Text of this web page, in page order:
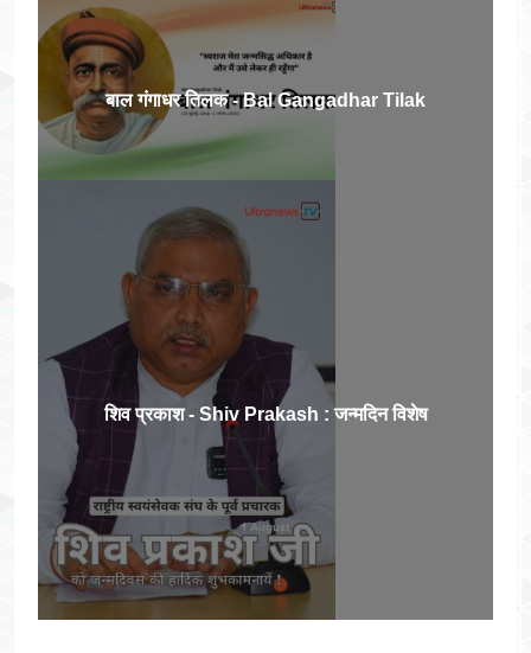
बाल गंगाधर तिलक - Bal Gangadhar Tilak
शिव प्रकाश - Shiv Prakash : जन्मदिन विशेष